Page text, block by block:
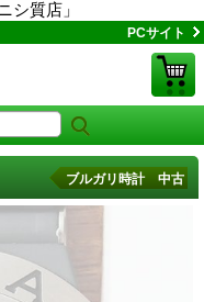
シ質店」
PCサイト
ブルガリ時計 中古